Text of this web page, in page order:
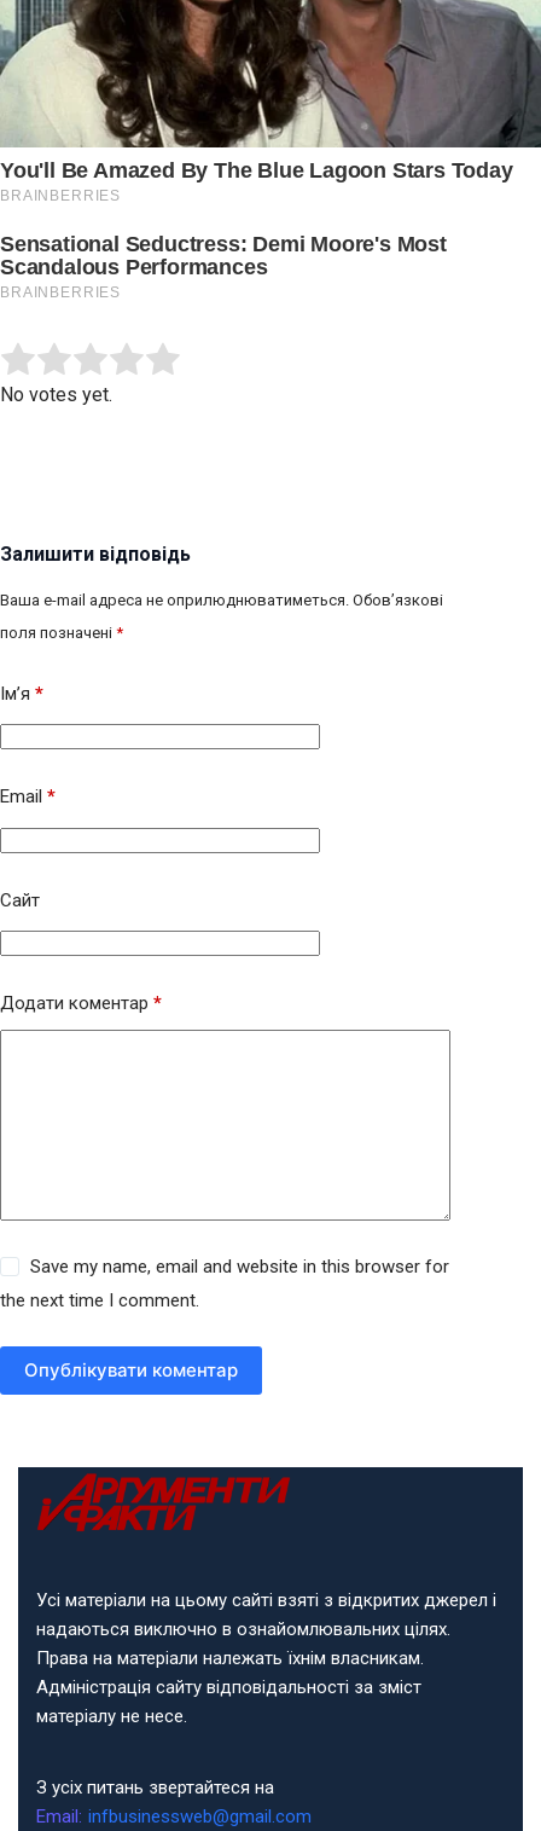
Rate this item:
No votes yet.
Залишити відповідь
Ваша e-mail адреса не оприлюднюватиметься. Обов’язкові
поля позначені *
Ім’я *
Email *
Сайт
Додати коментар *
Save my name, email and website in this browser for
the next time I comment.
Опублікувати коментар
Усі матеріали на цьому сайті взяті з відкритих джерел і
надаються виключно в ознайомлювальних цілях.
Права на матеріали належать їхнім власникам.
Адміністрація сайту відповідальності за зміст
матеріалу не несе.
З усіх питань звертайтеся на
Email: infbusinessweb@gmail.com